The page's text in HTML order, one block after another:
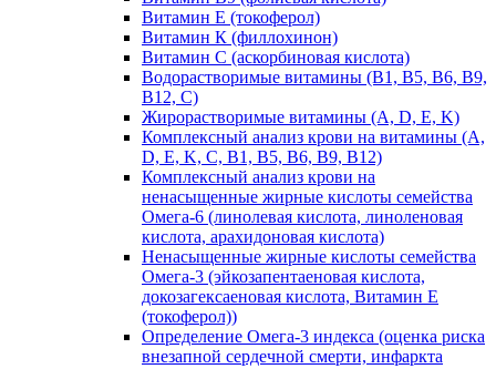
Витамин Е (токоферол)
Витамин К (филлохинон)
Витамин С (аскорбиновая кислота)
Водорастворимые витамины (B1, B5, B6, В9,
В12, С)
Жирорастворимые витамины (A, D, E, K)
Комплексный анализ крови на витамины (A,
D, E, K, C, B1, B5, B6, В9, B12)
Комплексный анализ крови на
ненасыщенные жирные кислоты семейства
Омега-6 (линолевая кислота, линоленовая
кислота, арахидоновая кислота)
Ненасыщенные жирные кислоты семейства
Омега-3 (эйкозапентаеновая кислота,
докозагексаеновая кислота, Витамин E
(токоферол))
Определение Омега-3 индекса (оценка риска
внезапной сердечной смерти, инфаркта